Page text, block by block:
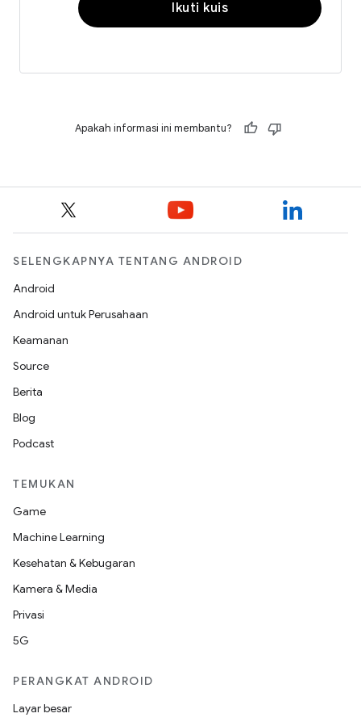
Ikuti kuis
Apakah informasi ini membantu?
SELENGKAPNYA TENTANG ANDROID
Android
Android untuk Perusahaan
Keamanan
Source
Berita
Blog
Podcast
TEMUKAN
Game
Machine Learning
Kesehatan & Kebugaran
Kamera & Media
Privasi
5G
PERANGKAT ANDROID
Layar besar